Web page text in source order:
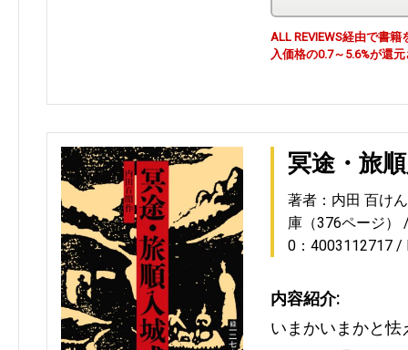
ALL REVIEWS経由で書
入価格の0.7～5.6%が還
冥途・旅
著者：内田 百けん
庫（376ページ）
0：4003112717
内容紹介:
いまかいまかと